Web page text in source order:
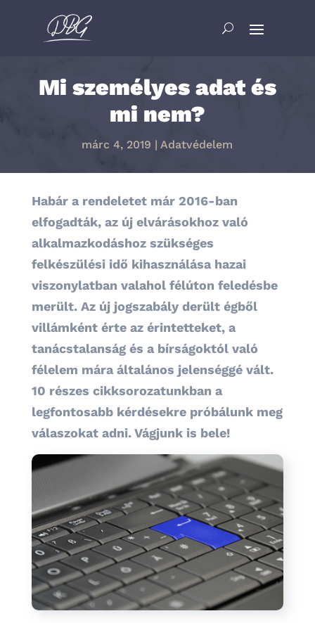
Mi személyes adat és
mi nem?
márc 4, 2019 | Adatvédelem
Habár a rendeletet már 2016-ban
elfogadták, az új elvárásokhoz való
alkalmazkodáshoz szükséges
felkészülési idő kihasználása hazai
viszonylatban valahol félúton feledésbe
merült. Az új jogszabály derült égből
villámként érte az érintetteket, a
tanácstalanság és a bírságoktól való
félelem mára általános jelenséggé vált.
10 részes cikksorozatunkban a
legfontosabb kérdésekre próbálunk meg
válaszokat adni. Vágjunk is bele!